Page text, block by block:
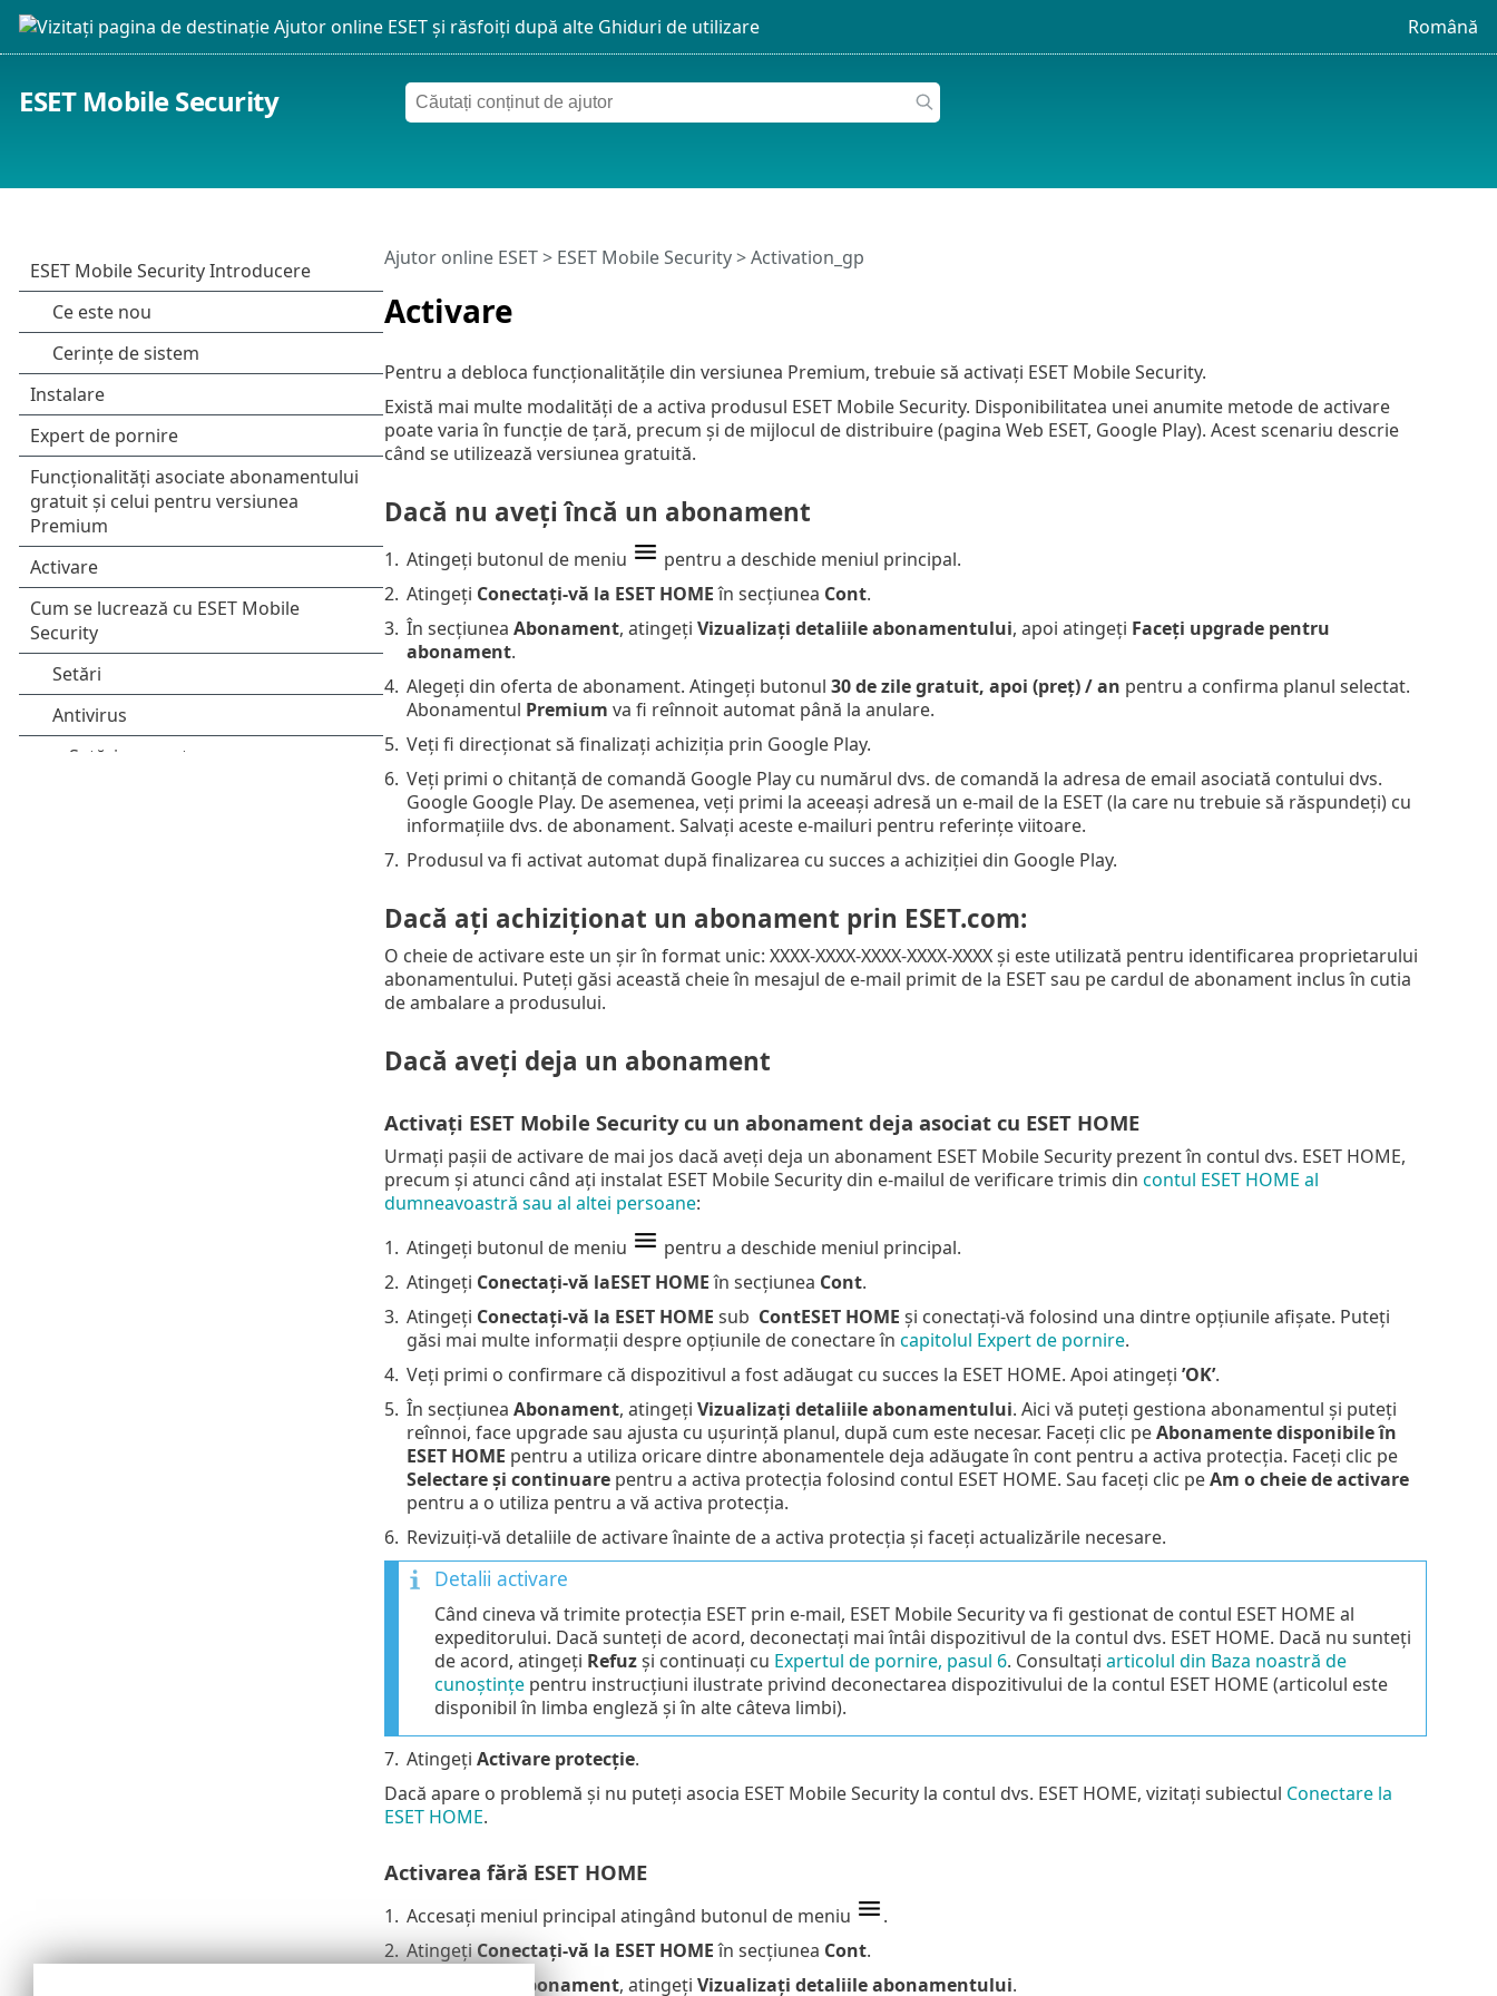
Română
ESET Mobile Security
Activare
Ajutor online ESET> ESET Mobile Security>Activation_gp
Pentru a debloca funcționalitățile din versiunea Premium, trebuie să activați ESET Mobile Security.
Există mai multe modalități de a activa produsul ESET Mobile Security. Disponibilitatea unei anumite metode de activare
poate varia în funcţie de ţară, precum şi de mijlocul de distribuire (pagina Web ESET, Google Play). Acest scenariu descrie
când se utilizează versiunea gratuită.
Dacă nu aveți încă un abonament
1. Atingeți butonul de meniu
pentru a deschide meniul principal.
2. Atingeți Conectați-vă la ESET HOMEîn secțiunea Cont.
3. În secțiunea Abonament, atingeți Vizualizați detaliile abonamentului, apoi atingeți Faceți upgrade pentru
abonament.
4. Alegeți din oferta de abonament. Atingeți butonul 30 de zile gratuit, apoi (preț) / an pentru a confirma planul selectat.
Abonamentul Premium va fi reînnoit automat până la anulare.
5. Veți fi direcționat să finalizați achiziția prin Google Play.
6. Veți primi o chitanță de comandă Google Play cu numărul dvs. de comandă la adresa de email asociată contului dvs.
Google Google Play. De asemenea, veți primi la aceeași adresă un e-mail de la ESET (la care nu trebuie să răspundeți) cu
informațiile dvs. de abonament. Salvați aceste e-mailuri pentru referințe viitoare.
7. Produsul va fi activat automat după finalizarea cu succes a achiziției din Google Play.
Dacă ați achiziționat un abonament prin ESET.com:
O cheie de activare este un șir în format unic: XXXX-XXXX-XXXX-XXXX-XXXX și este utilizată pentru identificarea proprietarului
abonamentului. Puteți găsi această cheie în mesajul de e-mail primit de la ESET sau pe cardul de abonament inclus în cutia
de ambalare a produsului.
Dacă aveți deja un abonament
Activați ESET Mobile Security cu un abonament deja asociat cu ESET HOME
Urmați pașii de activare de mai jos dacă aveți deja un abonament ESET Mobile Security prezent în contul dvs. ESET HOME,
precum și atunci când ați instalat ESET Mobile Security din e-mailul de verificare trimis din contul ESET HOME al
dumneavoastră sau al altei persoane:
1. Atingeți butonul de meniu
pentru a deschide meniul principal.
2. Atingeți Conectați-vă laESET HOMEîn secțiunea Cont.
3. Atingeți Conectați-vă la ESET HOME sub ContESET HOME și conectați-vă folosind una dintre opțiunile afișate. Puteți
găsi mai multe informații despre opțiunile de conectare în capitolul Expert de pornire.
4. Veți primi o confirmare că dispozitivul a fost adăugat cu succes la ESET HOME. Apoi atingeți ’OK’.
5. În secțiunea Abonament, atingeți Vizualizați detaliile abonamentului. Aici vă puteți gestiona abonamentul și puteți
reînnoi, face upgrade sau ajusta cu ușurință planul, după cum este necesar. Faceți clic peAbonamente disponibile în
ESET HOME pentru a utiliza oricare dintre abonamentele deja adăugate în cont pentru a activa protecția. Faceți clic pe
Selectare și continuarepentru a activa protecția folosind contul ESET HOME. Sau faceți clic peAm o cheie de activare
pentru a o utiliza pentru a vă activa protecția.
6. Revizuiți-vă detaliile de activare înainte de a activa protecția și faceți actualizările necesare.
Detalii activare
Când cineva vă trimite protecția ESET prin e-mail, ESET Mobile Security va fi gestionat de contul ESET HOME al
expeditorului. Dacă sunteți de acord, deconectați mai întâi dispozitivul de la contul dvs. ESET HOME. Dacă nu sunteți
de acord, atingeți Refuzși continuați cu Expertul de pornire, pasul 6. Consultați articolul din Baza noastră de
cunoștințepentru instrucțiuni ilustrate privind deconectarea dispozitivului de la contul ESET HOME (articolul este
disponibil în limba engleză și în alte câteva limbi).
7. Atingeți Activare protecție.
Dacă apare o problemă și nu puteți asocia ESET Mobile Security la contul dvs. ESET HOME, vizitați subiectul Conectare la
ESET HOME.
Activarea fără ESET HOME
1. Accesați meniul principal atingând butonul de meniu
.
2. AtingețiConectați-vă la ESET HOMEîn secțiunea Cont.
Abonament, atingeți Vizualizați detaliile abonamentului.